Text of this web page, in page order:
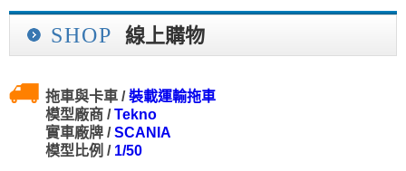
SHOP 線上購物
拖車與卡車 /裝載運輸拖車
模型廠商 /Tekno
實車廠牌 /SCANIA
模型比例 / 1/50